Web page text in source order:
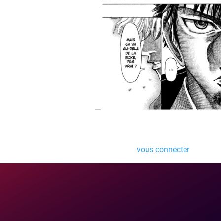
vous connecterpour